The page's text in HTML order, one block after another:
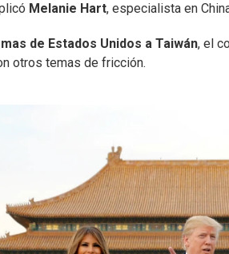
Melanie Hart, especialista en
de Estados Unidos a Taiwán, el
otros temas de fricción.